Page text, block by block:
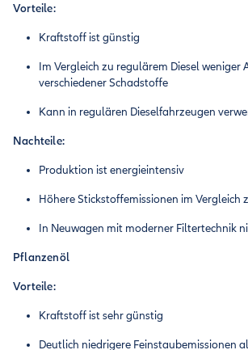
Vorteile:
Kraftstoff ist günstig
Im Vergleich zu regulärem Diesel weniger
verschiedener Schadstoffe
Kann in regulären Dieselfahrzeugen
Nachteile:
Produktion ist energieintensiv
Höhere Stickstoffemissionen im Vergleich
In Neuwagen mit moderner Filtertechnik
Pflanzenöl
Vorteile:
Kraftstoff ist sehr günstig
Deutlich niedrigere Feinstaubemissionen